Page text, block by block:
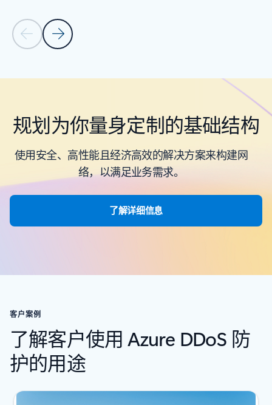
上一张幻灯片下一张幻灯片
返回到“相关产品和服务”部分
规划为你量身定制的基础结构
使用安全、高性能且经济高效的解决方案来构建网
络，以满足业务需求。
了解详细信息
客户案例
了解客户使用 Azure DDoS 防
护的用途